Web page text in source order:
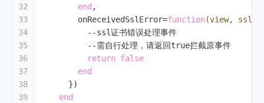
32
33
34
35
36
37
38
39
end ,
        onReceivedSslError=
function(view,
--ssl证书错误处理事件
--需自行处理，请返回true拦截原事件
return false
end
      })
end